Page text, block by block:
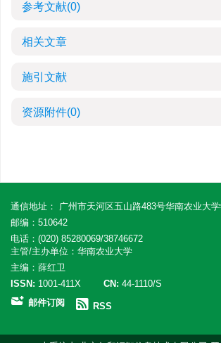
参考文献(0)
相关文章
施引文献
资源附件(0)
通信地址： 广州市天河区五山路483号华南农业大
邮编：510642
电话：(020) 85280069/38746672
主管/主办单位：华南农业大学
主编：薛红卫
ISSN: 1001-411X CN: 44-1110/S
邮件订阅
RSS